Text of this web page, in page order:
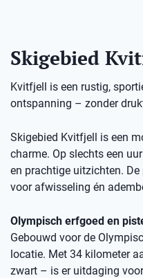
Skigebied
Kvitfjell is een rustig,
ontspanning – zonder
Skigebied Kvitfjell is een
charme. Op slechts een
en prachtige uitzichten.
voor afwisseling én
Olympisch erfgoed en
Gebouwd voor de
locatie. Met 34 kilometer
zwart – is er uitdaging